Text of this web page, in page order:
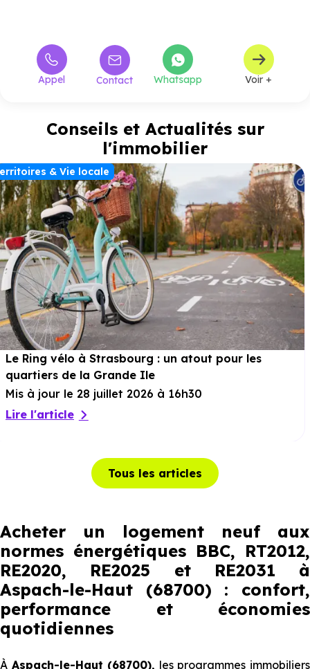
Appel Contact Whatsapp Voir +
Conseils et Actualités sur
l'immobilier
& Vie locale
Le Ring vélo à Strasbourg : un atout pour les
quartiers de la Grande Ile
Mis à jour le 28 juillet 2026 à 16h30
Lire l'article
Tous les articles
Acheter un logement neuf aux
normes énergétiques BBC, RT2012,
RE2020, RE2025 et RE2031 à
Aspach-le-Haut (68700) : confort,
performance et économies
quotidiennes
À Aspach-le-Haut (68700), les programmes immobiliers